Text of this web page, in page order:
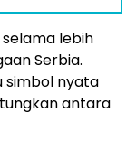
lebih
Serbia.
simbol nyata
antara